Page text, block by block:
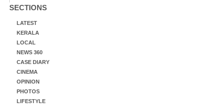
SECTIONS
LATEST
KERALA
LOCAL
NEWS 360
CASE DIARY
CINEMA
OPINION
PHOTOS
LIFESTYLE